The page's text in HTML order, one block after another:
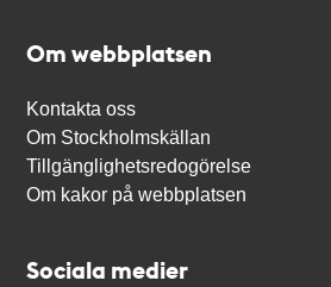
Om webbplatsen
Kontakta oss
Om Stockholmskällan
Tillgänglighetsredogörelse
Om kakor på webbplatsen
Sociala medier